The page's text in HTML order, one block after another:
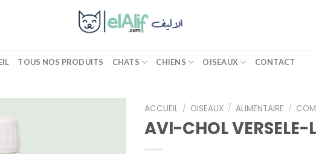
TOUS NOS PRODUITS CHATS CHIENS OISEAUX CONTACT
ACCUEIL / OISEAUX / ALIMENTAIRE /
AVI-CHOL